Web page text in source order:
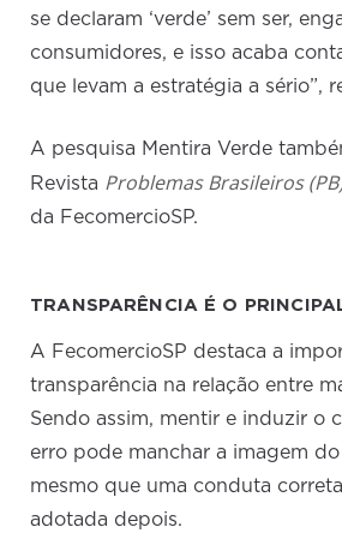
se declaram ‘verde’ sem ser,
consumidores, e isso acaba
que levam a estratégia a sério”,
A pesquisa Mentira Verde
Revista Problemas Brasileiros
da FecomercioSP.
TRANSPARÊNCIA É O
A FecomercioSP destaca a
transparência na relação entre
Sendo assim, mentir e induzir o
erro pode manchar a imagem
mesmo que uma conduta
adotada depois.